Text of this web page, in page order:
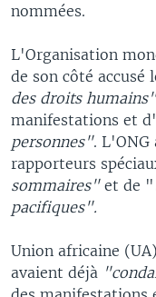
nommées.
L'Organisation
de son côté accusé
des droits humains"
manifestations et
personnes". L'ONG
rapporteurs
sommaires"et de "
pacifiques".
Union africaine
avaient déjà